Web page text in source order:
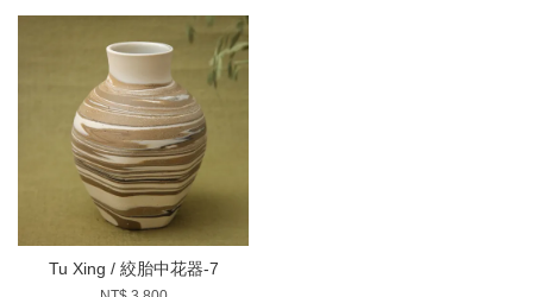
Tu Xing / 絞胎中花器-7